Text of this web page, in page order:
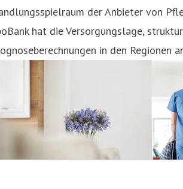
der Anbieter von
hat die Versorgungslage,
in den Regionen